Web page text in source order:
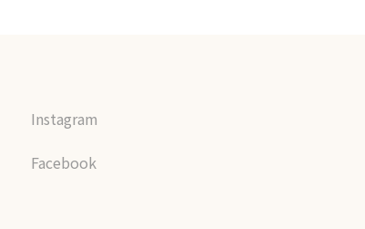
Instagram
Facebook